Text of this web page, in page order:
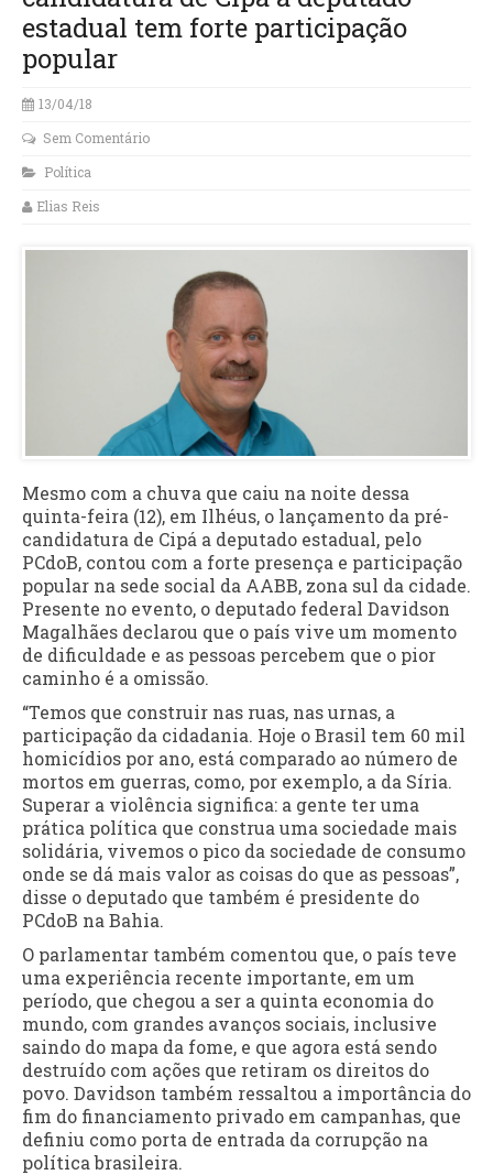
estadual tem forte participação
popular
13/04/18
Sem Comentário
Política
Elias Reis
Mesmo com a chuva que caiu na noite dessa
quinta-feira (12), em Ilhéus, o lançamento da pré-
candidatura de Cipá a deputado estadual, pelo
PCdoB, contou com a forte presença e participação
popular na sede social da AABB, zona sul da cidade.
Presente no evento, o deputado federal Davidson
Magalhães declarou que o país vive um momento
de dificuldade e as pessoas percebem que o pior
caminho é a omissão.
“Temos que construir nas ruas, nas urnas, a
participação da cidadania. Hoje o Brasil tem 60 mil
homicídios por ano, está comparado ao número de
mortos em guerras, como, por exemplo, a da Síria.
Superar a violência significa: a gente ter uma
prática política que construa uma sociedade mais
solidária, vivemos o pico da sociedade de consumo
onde se dá mais valor as coisas do que as pessoas”,
disse o deputado que também é presidente do
PCdoB na Bahia.
O parlamentar também comentou que, o país teve
uma experiência recente importante, em um
período, que chegou a ser a quinta economia do
mundo, com grandes avanços sociais, inclusive
saindo do mapa da fome, e que agora está sendo
destruído com ações que retiram os direitos do
povo. Davidson também ressaltou a importância do
fim do financiamento privado em campanhas, que
definiu como porta de entrada da corrupção na
política brasileira.